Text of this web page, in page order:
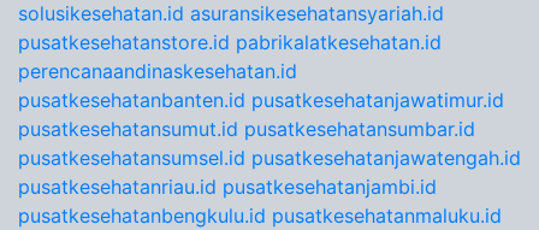
solusikesehatan.id asuransikesehatansyariah.id
pusatkesehatanstore.id pabrikalatkesehatan.id
perencanaandinaskesehatan.id
pusatkesehatanbanten.id pusatkesehatanjawatimur.id
pusatkesehatansumut.id pusatkesehatansumbar.id
pusatkesehatansumsel.id pusatkesehatanjawatengah.id
pusatkesehatanriau.id pusatkesehatanjambi.id
pusatkesehatanbengkulu.id pusatkesehatanmaluku.id